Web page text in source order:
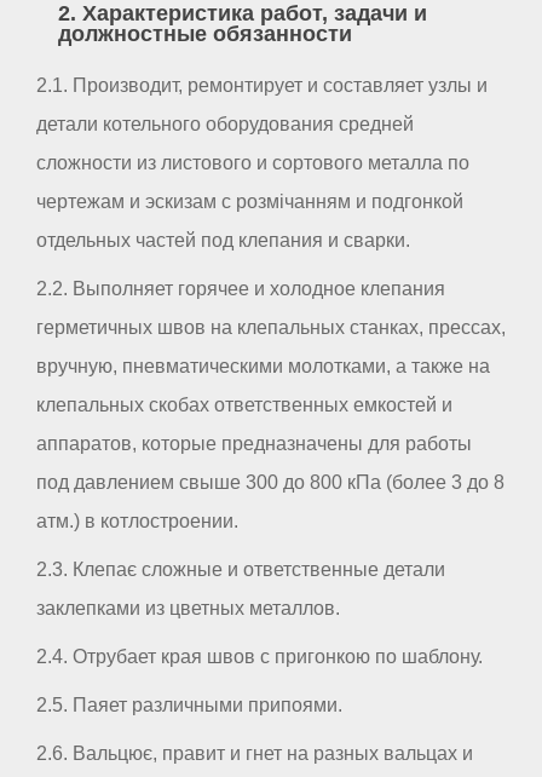
2. Характеристика работ, задачи и
должностные обязанности
2.1. Производит, ремонтирует и составляет узлы и
детали котельного оборудования средней
сложности из листового и сортового металла по
чертежам и эскизам с розмічанням и подгонкой
отдельных частей под клепания и сварки.
2.2. Выполняет горячее и холодное клепания
герметичных швов на клепальных станках, прессах,
вручную, пневматическими молотками, а также на
клепальных скобах ответственных емкостей и
аппаратов, которые предназначены для работы
под давлением свыше 300 до 800 кПа (более 3 до 8
атм.) в котлостроении.
2.3. Клепає сложные и ответственные детали
заклепками из цветных металлов.
2.4. Отрубает края швов с пригонкою по шаблону.
2.5. Паяет различными припоями.
2.6. Вальцює, правит и гнет на разных вальцах и